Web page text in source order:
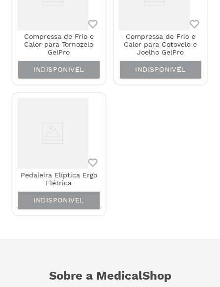
Compressa de Frio e
Calor para Tornozelo
GelPro
INDISPONIVEL
Compressa de Frio e
Calor para Cotovelo e
Joelho GelPro
INDISPONIVEL
Pedaleira Elíptica Ergo
Elétrica
INDISPONIVEL
Sobre a MedicalShop